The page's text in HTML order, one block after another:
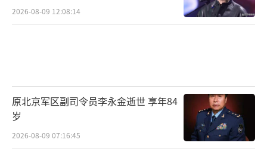
2026-08-09 12:08:14
原北京军区副司令员李永金逝世 享年84
岁
2026-08-09 07:16:45